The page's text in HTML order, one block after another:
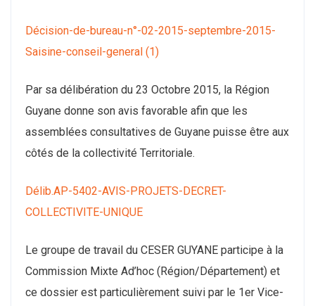
Décision-de-bureau-n°-02-2015-septembre-2015-
Saisine-conseil-general (1)
Par sa délibération du 23 Octobre 2015, la Région
Guyane donne son avis favorable afin que les
assemblées consultatives de Guyane puisse être aux
côtés de la collectivité Territoriale.
Délib.AP-5402-AVIS-PROJETS-DECRET-
COLLECTIVITE-UNIQUE
Le groupe de travail du CESER GUYANE participe à la
Commission Mixte Ad’hoc (Région/Département) et
ce dossier est particulièrement suivi par le 1er Vice-